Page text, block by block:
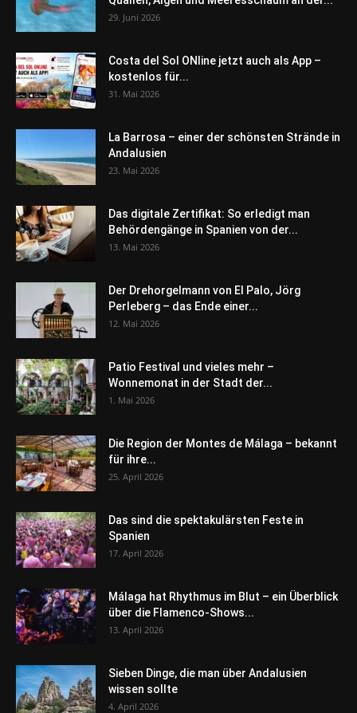
29. Juni 2026
Costa del Sol ONline jetzt auch als App –
kostenlos für...
31. Mai 2026
La Barrosa – einer der schönsten Strände in
Andalusien
23. Mai 2026
Das digitale Zertifikat: So erledigt man
Behördengänge in Spanien von der...
13. Mai 2026
Der Drehorgelmann von El Palo, Jörg
Perleberg – das Ende einer...
12. Mai 2026
Patio Festival und vieles mehr –
Wonnemonat in der Stadt der...
1. Mai 2026
Die Region der Montes de Málaga – bekannt
für ihre...
25. April 2026
Das sind die spektakulärsten Feste in
Spanien
17. April 2026
Málaga hat Rhythmus im Blut – ein Überblick
über die Flamenco-Shows...
13. April 2026
Sieben Dinge, die man über Andalusien
wissen sollte
4. April 2026